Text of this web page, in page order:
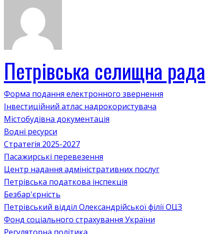
Петрівська селищна рада
Форма подання електронного звернення
Інвестиційний атлас надрокористувача
Містобудівна документація
Водні ресурси
Стратегія 2025-2027
Пасажирські перевезення
Центр надання адміністративних послуг
Петрівська податкова інспекція
Безбар'єрність
Петрівський відділ Олександрійської філії ОЦЗ
Фонд соціального страхування України